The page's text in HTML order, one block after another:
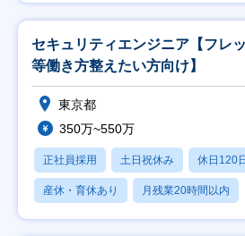
セキュリティエンジニア【フレ
等働き方整えたい方向け】
東京都
350万~550万
正社員採用 土日祝休み 休日120
産休・育休あり 月残業20時間以内